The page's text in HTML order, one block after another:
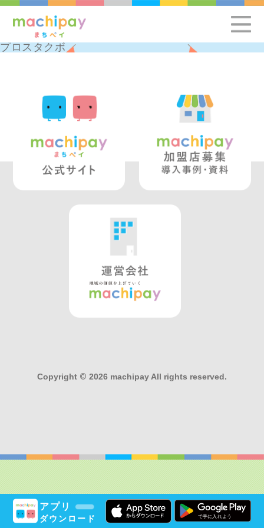
アプリ
ダウンロード
プロスタクボ
Copyright © 2026 machipay All rights reserved.